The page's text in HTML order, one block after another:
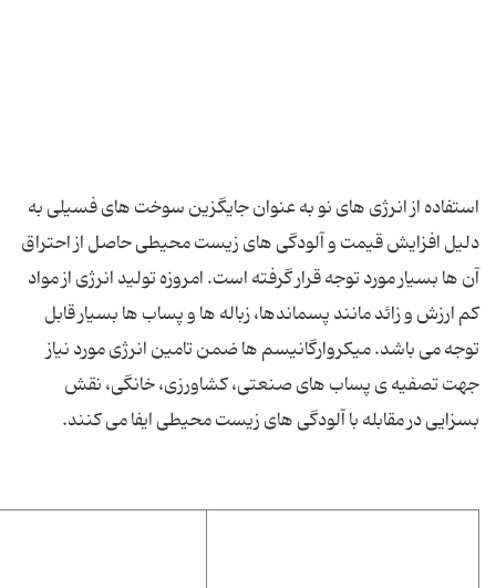
استفاده از انرژی های نو به عنوان جایگزین سوخت های فسیلی به
دلیل افزایش قیمت و آلودگی های زیست محیطی حاصل از احتراق
آن ها بسیار مورد توجه قرار گرفته است. امروزه تولید انرژی از مواد
کم ارزش و زائد مانند پسماندها، زباله ها و پساب ها بسیار قابل
توجه می باشد. میکروارگانیسم ها ضمن تامین انرژی مورد نیاز
جهت تصفیه ی پساب های صنعتی، کشاورزی، خانگی، نقش
بسزایی در مقابله با آلودگی های زیست محیطی ایفا می کنند.